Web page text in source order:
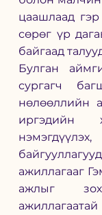
цаашлаад
сөрөг үр
байгаад
Булган
сургагч
нөлөөллийн
иргэдийн
ажиллагааг
ажлыг